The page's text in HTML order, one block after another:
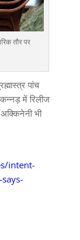
तौर पर
पांच
में रिलीज
भी
intent-